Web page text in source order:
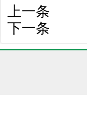
上一条
下一条